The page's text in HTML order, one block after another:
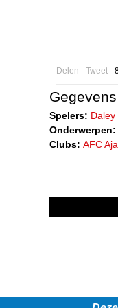
Delen Tweet
Gegevens
Spelers: Daley
Onderwerpen:
Clubs: AFC